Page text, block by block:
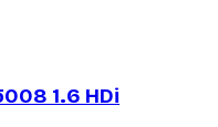
1.6 HDi